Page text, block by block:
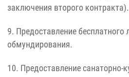
заключения второго контракта).
9. Предоставление бесплатного
обмундирования.
10. Предоставление санаторно-